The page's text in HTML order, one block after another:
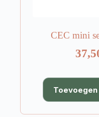
CEC mini